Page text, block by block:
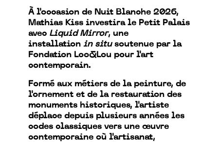
À l'occasion de Nuit Blanche 2026,
Mathias Kiss investira le Petit Palais
avec Liquid Mirror, une
installation in situsoutenue par la
Fondation Loo&Lou pour l'art
contemporain.
Formé aux métiers de la peinture, de
l'ornement et de la restauration des
monuments historiques, l'artiste
déplace depuis plusieurs années les
codes classiques vers une œuvre
contemporaine où l'artisanat,